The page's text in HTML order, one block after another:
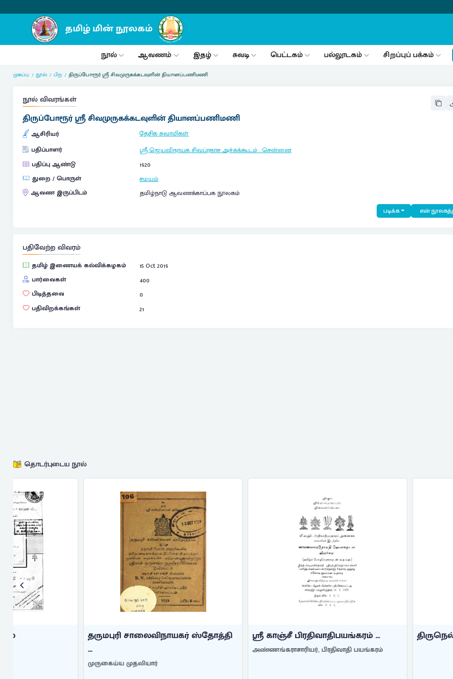
நூல் ஆவணம் இதழ் சுவடி பெட்டகம் பல்லூடகம் சிறப்புப் பக்கம்
முகப்பு நூல் பிற திருப்போரூர் ஸ்ரீ சிவமுருகக்கடவுளின் தியானப்பணிமணி
நூல் விவரங்கள்
திருப்போரூர் ஸ்ரீ சிவமுருகக்கடவுளின் தியானப்பணிமணி
ஆசிரியர்
தேசிக சுவாமிகள்
பதிப்பாளர்
ஸ்ரீ ஜெயவிநாயக சிவப்ரகாச அச்சுக்கூடம்:சென்னை
பதிப்பு ஆண்டு
1920
துறை / பொருள்
சமயம்
ஆவண இருப்பிடம்
தமிழ்நாடு ஆவணக்காப்பக நூலகம்
படிக்க என்
பதிவேற்ற விவரம்
தமிழ் இணையக் கல்விக்கழகம்
15 Oct 2019
பார்வைகள்
400
பிடித்தவை
0
பதிவிறக்கங்கள்
21
தொடர்புடைய நூல்
தருமபுரி சாலைவிநாயகர் ஸ்தோத்தி
ஸ்ரீ காஞ்சீ பிரதிவாதிபயங்கரம் ...
அண்ணங்கராசாரியர், பிரதிவாதி பயங்கரம்
திருநெல்வேலி